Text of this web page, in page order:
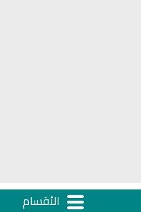
الأقسام